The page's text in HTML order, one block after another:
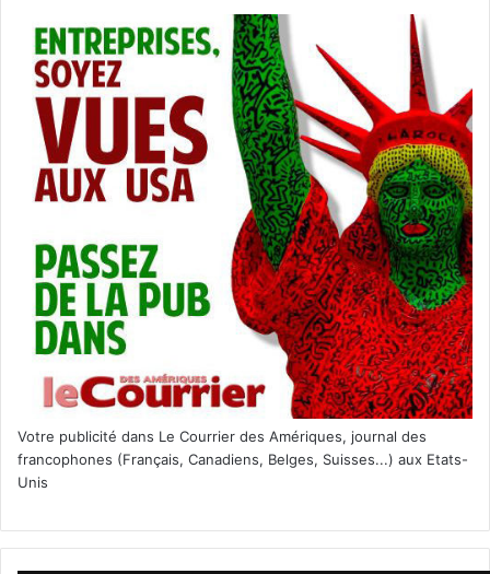
Votre publicité dans Le Courrier des Amériques, journal des
francophones (Français, Canadiens, Belges, Suisses...) aux Etats-
Unis